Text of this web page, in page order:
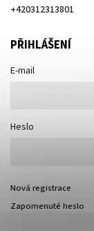
+420312313801
PŘIHLÁŠENÍ
E-mail
Heslo
Nová registrace
Zapomenuté heslo